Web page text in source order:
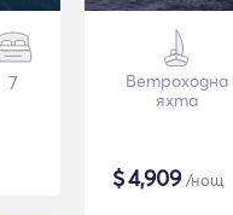
7
Ветроходна
яхта
$4,909/нощ